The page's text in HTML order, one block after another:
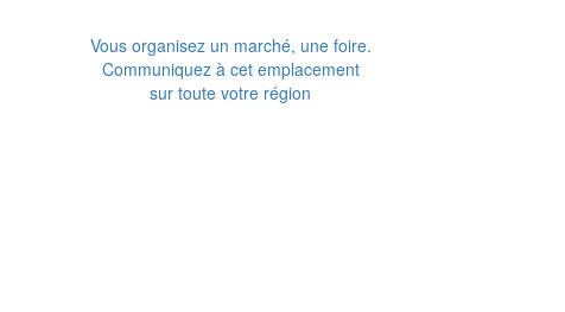
Vous organisez un marché, une foire.
Communiquez à cet emplacement
sur toute votre région